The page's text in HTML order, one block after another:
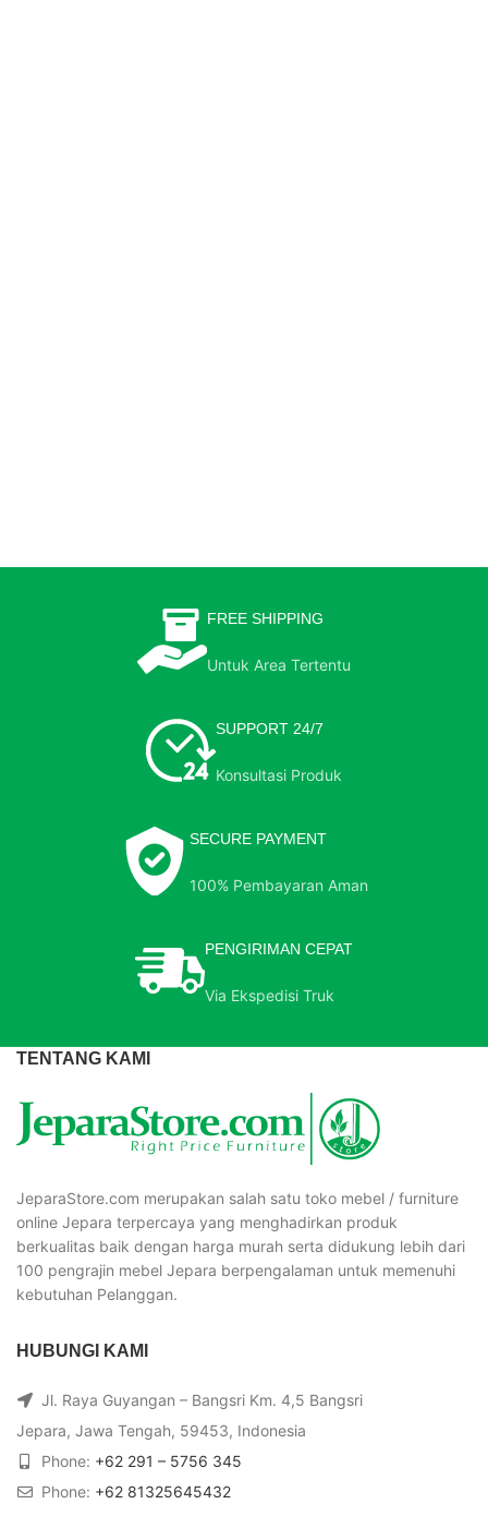
FREE SHIPPING
Untuk Area Tertentu
SUPPORT 24/7
Konsultasi Produk
SECURE PAYMENT
100% Pembayaran Aman
PENGIRIMAN CEPAT
Via Ekspedisi Truk
TENTANG KAMI
JeparaStore.com merupakan salah satu toko mebel / furniture
online Jepara terpercaya yang menghadirkan produk
berkualitas baik dengan harga murah serta didukung lebih dari
100 pengrajin mebel Jepara berpengalaman untuk memenuhi
kebutuhan Pelanggan.
HUBUNGI KAMI
Jl. Raya Guyangan – Bangsri Km. 4,5 Bangsri
Jepara, Jawa Tengah, 59453, Indonesia
Phone: +62 291 – 5756 345
Phone: +62 81325645432